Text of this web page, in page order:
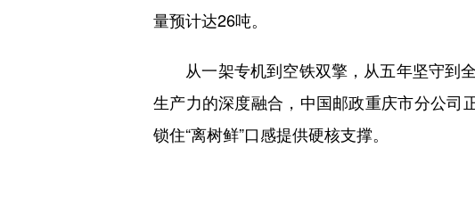
量预计达26吨。
从一架专机到空铁双擎，从五年坚守到全
生产力的深度融合，中国邮政重庆市分公司
锁住“离树鲜”口感提供硬核支撑。